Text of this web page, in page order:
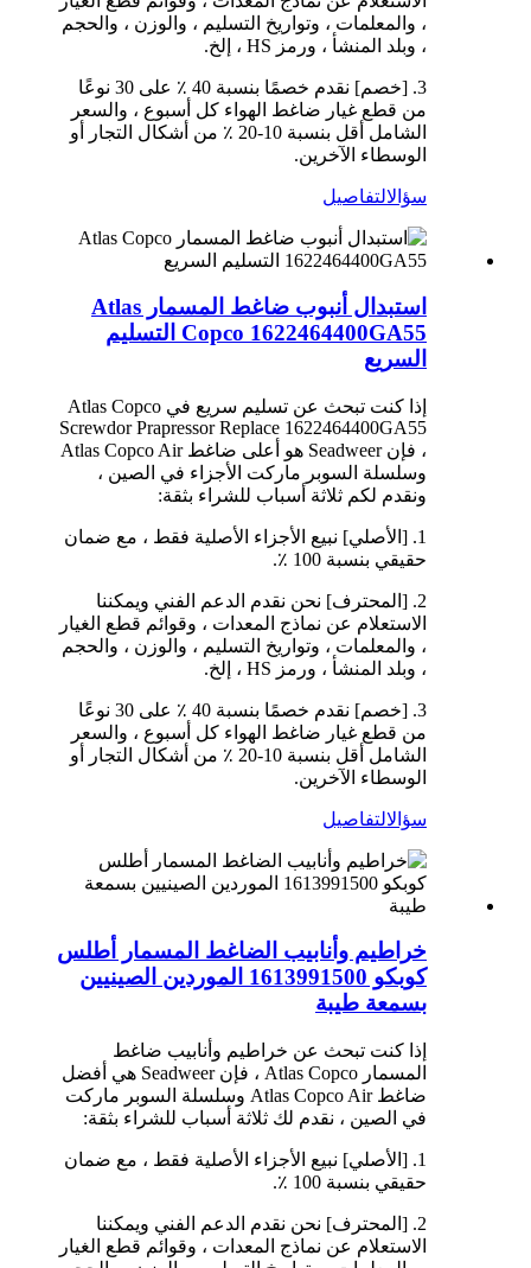
، والمعلمات ، وتواريخ التسليم ، والوزن ، والحجم
، وبلد المنشأ ، ورمز HS ، إلخ.
3. [خصم] نقدم خصمًا بنسبة 40 ٪ على 30 نوعًا
من قطع غيار ضاغط الهواء كل أسبوع ، والسعر
الشامل أقل بنسبة 10-20 ٪ من أشكال التجار أو
الوسطاء الآخرين.
سؤالالتفاصيل
استبدال أنبوب ضاغط المسمار Atlas
Copco 1622464400GA55 التسليم
السريع
إذا كنت تبحث عن تسليم سريع في Atlas Copco
Screwdor Prapressor Replace 1622464400GA55
، فإن Seadweer هو أعلى ضاغط Atlas Copco Air
وسلسلة السوبر ماركت الأجزاء في الصين ،
ونقدم لكم ثلاثة أسباب للشراء بثقة:
1. [الأصلي] نبيع الأجزاء الأصلية فقط ، مع ضمان
حقيقي بنسبة 100 ٪.
2. [المحترف] نحن نقدم الدعم الفني ويمكننا
الاستعلام عن نماذج المعدات ، وقوائم قطع الغيار
، والمعلمات ، وتواريخ التسليم ، والوزن ، والحجم
، وبلد المنشأ ، ورمز HS ، إلخ.
3. [خصم] نقدم خصمًا بنسبة 40 ٪ على 30 نوعًا
من قطع غيار ضاغط الهواء كل أسبوع ، والسعر
الشامل أقل بنسبة 10-20 ٪ من أشكال التجار أو
الوسطاء الآخرين.
سؤالالتفاصيل
خراطيم وأنابيب الضاغط المسمار أطلس
كوبكو 1613991500 الموردين الصينيين
بسمعة طيبة
إذا كنت تبحث عن خراطيم وأنابيب ضاغط
المسمار Atlas Copco ، فإن Seadweer هي أفضل
ضاغط Atlas Copco Air وسلسلة السوبر ماركت
في الصين ، نقدم لك ثلاثة أسباب للشراء بثقة:
1. [الأصلي] نبيع الأجزاء الأصلية فقط ، مع ضمان
حقيقي بنسبة 100 ٪.
2. [المحترف] نحن نقدم الدعم الفني ويمكننا
الاستعلام عن نماذج المعدات ، وقوائم قطع الغيار